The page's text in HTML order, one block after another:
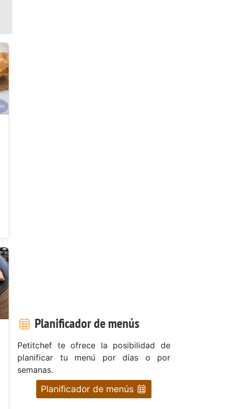
Planificador de menús
Petitchef te ofrece la posibilidad de
planificar tu menú por días o por
semanas.
Planificador de menús